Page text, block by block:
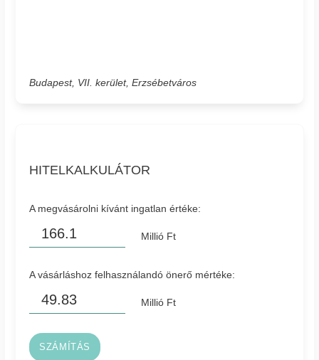
Budapest, VII. kerület, Erzsébetváros
HITELKALKULÁTOR
A megvásárolni kívánt ingatlan értéke:
Millió Ft
A vásárláshoz felhasználandó önerő mértéke:
Millió Ft
SZÁMÍTÁS